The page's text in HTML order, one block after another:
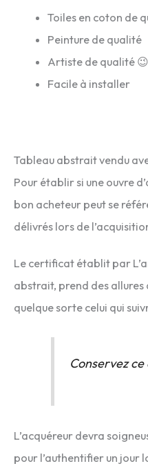
Toiles en coton de
Peinture de qualité
Artiste de qualité 😉
Facile à installer
Tableau abstrait vendu
Pour établir si une ouvre
bon acheteur peut se
délivrés lors de
Le certificat établit par
abstrait, prend des allures
quelque sorte celui qui
Conservez
L’acquéreur devra
pour l’authentifier un jour